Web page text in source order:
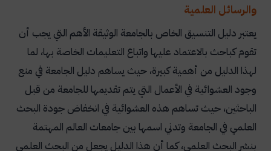
والرسائل العلمية
يعتبر دليل التنسيق الخاص بالجامعة الوثيقة الأهم التي يجب أن
تقوم كباحث بالاعتماد عليها واتباع التعليمات الخاصة بها، لما
لهذا الدليل من أهمية كبيرة، حيث يساهم دليل الجامعة في منع
وجود العشوائية في الأعمال التي يتم تقديمها للجامعة من قبل
الباحثين، حيث تساهم هذه العشوائية في انخفاض جودة البحث
العلمي في الجامعة وتدني اسمها بين جامعات العالم المهتمة
بنشر البحث العلمي، كما أن هذا الدليل يجعل من البحث العلمي